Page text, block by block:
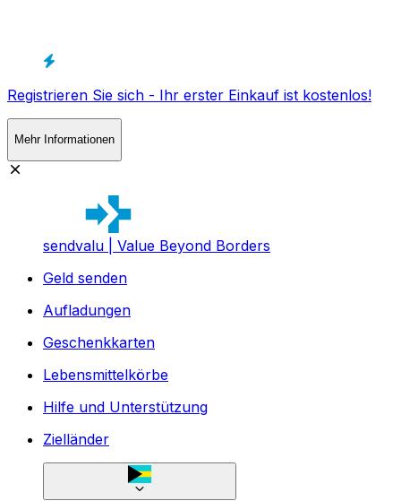
Registrieren Sie sich - Ihr erster Einkauf ist kostenlos!
Mehr Informationen
sendvalu | Value Beyond Borders
Geld senden
Aufladungen
Geschenkkarten
Lebensmittelkörbe
Hilfe und Unterstützung
Zielländer